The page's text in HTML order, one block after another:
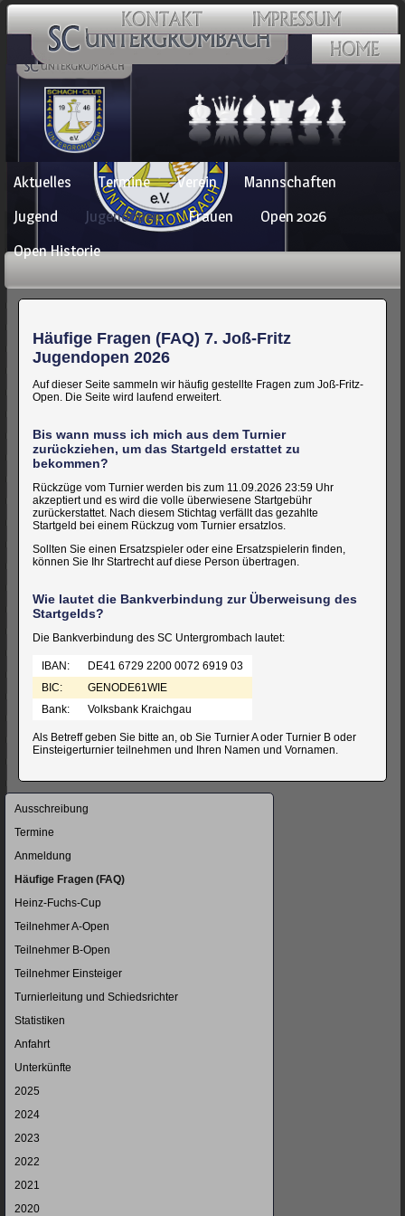
Navigation
überspringen
Aktuelles Termine Verein
Mannschaften
Jugend
Jugendopen Frauen
Open 2026
Open Historie
Häufige Fragen (FAQ) 7. Joß-Fritz
Jugendopen 2026
Auf dieser Seite sammeln wir häufig gestellte Fragen zum Joß-Fritz-
Open. Die Seite wird laufend erweitert.
Bis wann muss ich mich aus dem Turnier
zurückziehen, um das Startgeld erstattet zu
bekommen?
Rückzüge vom Turnier werden bis zum 11.09.2026 23:59 Uhr
akzeptiert und es wird die volle überwiesene Startgebühr
zurückerstattet. Nach diesem Stichtag verfällt das gezahlte
Startgeld bei einem Rückzug vom Turnier ersatzlos.
Sollten Sie einen Ersatzspieler oder eine Ersatzspielerin finden,
können Sie Ihr Startrecht auf diese Person übertragen.
Wie lautet die Bankverbindung zur Überweisung des
Startgelds?
Die Bankverbindung des SC Untergrombach lautet:
IBAN:
DE41 6729 2200 0072 6919 03
BIC:
GENODE61WIE
Bank:
Volksbank Kraichgau
Als Betreff geben Sie bitte an, ob Sie Turnier A oder Turnier B oder
Einsteigerturnier teilnehmen und Ihren Namen und Vornamen.
Navigation
Ausschreibung
Termine
Anmeldung
Häufige Fragen (FAQ)
Heinz-Fuchs-Cup
Teilnehmer A-Open
Teilnehmer B-Open
Teilnehmer Einsteiger
Turnierleitung und Schiedsrichter
Statistiken
Anfahrt
Unterkünfte
2025
2024
2023
2022
2021
2020